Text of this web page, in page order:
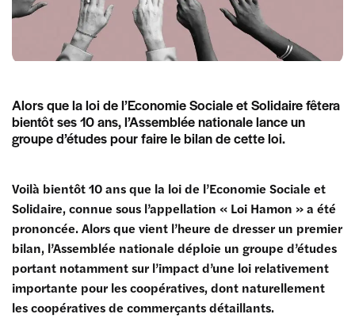
Alors que la loi de l’Economie Sociale et Solidaire fêtera
bientôt ses 10 ans, l’Assemblée nationale lance un
groupe d’études pour faire le bilan de cette loi.
Voilà bientôt 10 ans que la loi de l’Economie Sociale et
Solidaire, connue sous l’appellation « Loi Hamon » a été
prononcée. Alors que vient l’heure de dresser un premier
bilan, l’Assemblée nationale déploie un groupe d’études
portant notamment sur l’impact d’une loi relativement
importante pour les coopératives, dont naturellement
les coopératives de commerçants détaillants.